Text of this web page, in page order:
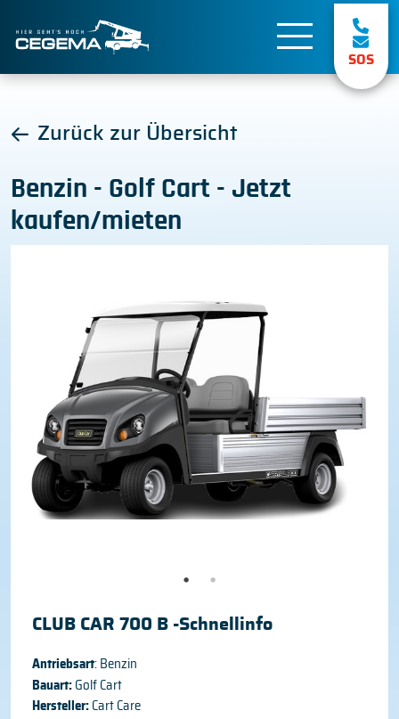
SOS
Zurück zur Übersicht
Benzin - Golf Cart - Jetzt
kaufen/mieten
CLUB CAR 700 B -Schnellinfo
Antriebsart: Benzin
Bauart: Golf Cart
Hersteller: Cart Care